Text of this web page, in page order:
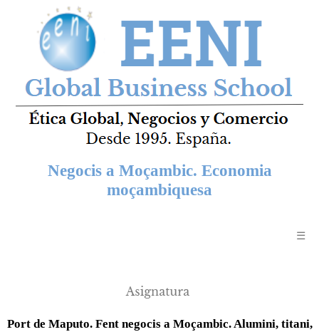
Negocis a Moçambic. Economia
moçambiquesa
☰
Port de Maputo. Fent negocis a Moçambic. Alumini, titani,